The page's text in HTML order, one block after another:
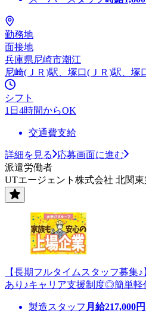
勤務地
面接地
兵庫県尼崎市潮江
尼崎(ＪＲ)駅、塚口(ＪＲ)駅、塚
シフト
1日4時間からOK
交通費支給
詳細を見る
応募画面に進む
派遣労働者
UTエージェント株式会社 北関
【長期フルタイムスタッフ募
あり♪キャリア支援制度◎簡単軽
製造スタッフ 月給217,000